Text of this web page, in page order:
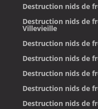
Destruction nids de
Destruction nids de
Villevieille
Destruction nids de
Destruction nids de
Destruction nids de
Destruction nids de
Destruction nids de